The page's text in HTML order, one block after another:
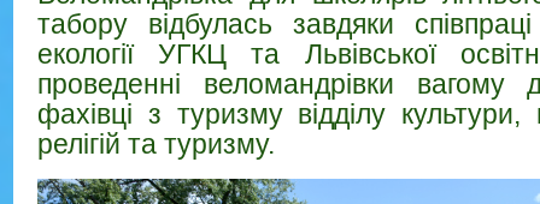
табору відбулась завдяки
екології УГКЦ та Львівської
проведенні веломандрівки вагому
фахівці з туризму відділу культури,
релігій та туризму.